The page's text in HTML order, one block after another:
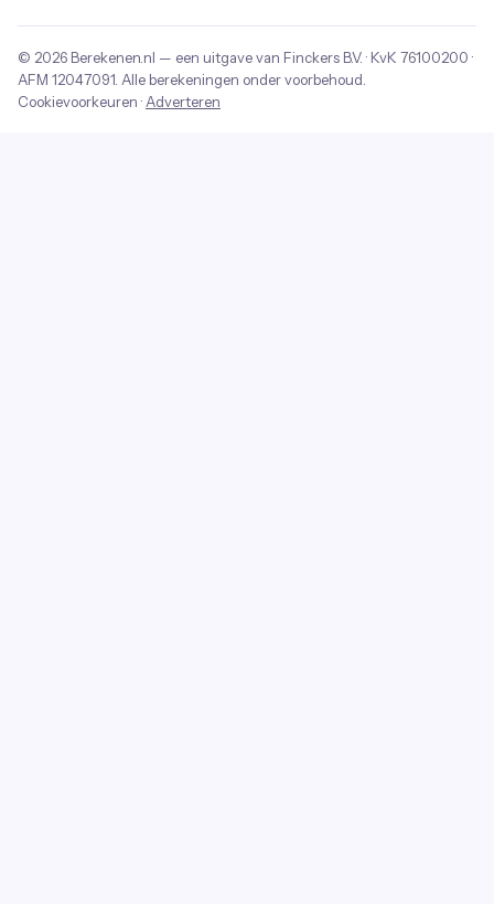
© 2026 Berekenen.nl — een uitgave van Finckers B.V. · KvK 76100200 ·
AFM 12047091 . Alle berekeningen onder voorbehoud.
Cookievoorkeuren · Adverteren